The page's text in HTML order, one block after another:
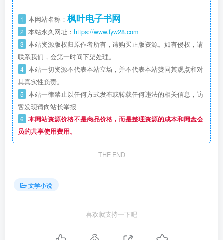
1 本网站名称： 枫叶电子书网
2 本站永久网址： https://www.fyw28.com
3 本站资源版权归原作者所有，请购买正版资源。如有侵权，请
联系我们，会第一时间下架处理。
4 本站一切资源不代表本站立场，并不代表本站赞同其观点和对
其真实性负责。
5 本站一律禁止以任何方式发布或转载任何违法的相关信息，访
客发现请向站长举报
6 本网站资源价格不是商品价格，而是整理资源的成本和网盘会
员的共享使用费用。
THE END
文学小说
喜欢就支持一下吧